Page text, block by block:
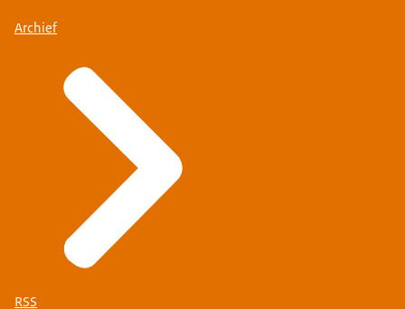
Archief
RSS